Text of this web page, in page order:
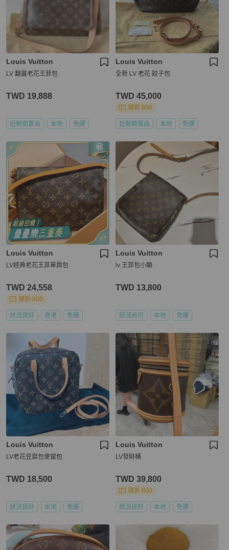
Louis Vuitton
LV 翻蓋老花王菲包
TWD 19,888
近新閒置品 本地 免運
Louis Vuitton
全新 LV 老花 餃子包
TWD 45,000
現折 800
近新閒置品 本地 免運
Louis Vuitton
LV經典老花王菲單肩包
TWD 24,558
現折 800
狀況良好 香港 免運
Louis Vuitton
lv 王菲包小顆
TWD 13,800
狀況尚可 本地 免運
Louis Vuitton
LV老花豆腐包便當包
TWD 18,500
狀況良好 本地 免運
Louis Vuitton
LV發財桶
TWD 39,800
現折 800
狀況良好 本地 免運